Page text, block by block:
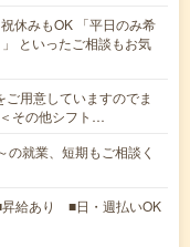
休みもOK 「平日のみ希
といったご相談もお気
ご用意していますのでま
その他シフト…
就業、短期もご相談く
給あり ■日・週払いOK